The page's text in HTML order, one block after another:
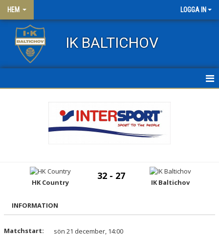
HEM LOGGA IN
IK BALTICHOV
FRITIDSKORTET
KLÄDER
HK Country
32 - 27
IK Baltichov
INFORMATION
Matchstart:
sön 21 december, 14:00